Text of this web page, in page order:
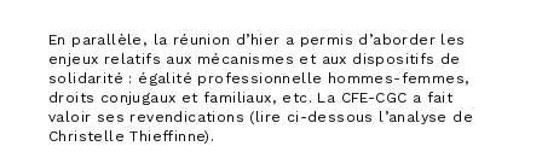
En parallèle, la réunion d’hier a permis d’aborder les
enjeux relatifs aux mécanismes et aux dispositifs de
solidarité : égalité professionnelle hommes-femmes,
droits conjugaux et familiaux, etc. La CFE-CGC a fait
valoir ses revendications (lire ci-dessous l’analyse de
Christelle Thieffinne).